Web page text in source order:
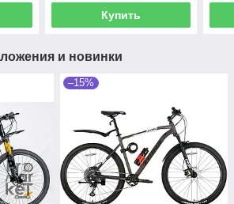
Купить
и новинки
–15%